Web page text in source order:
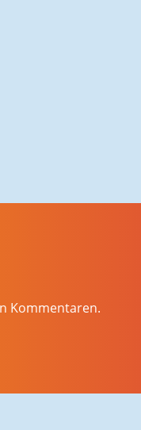
Kommentaren.